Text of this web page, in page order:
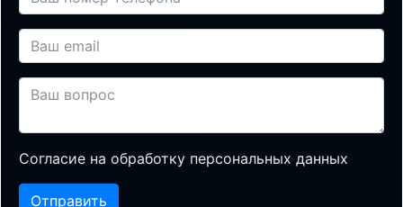
Согласие на обработку персональных данных